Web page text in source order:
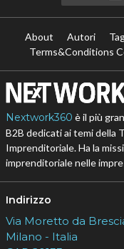
About Autori
Terms&Conditions
Nextwork360 è il più
B2B dedicati ai temi della
Imprenditoriale. Ha la
imprenditoriale nelle
Indirizzo
Via Moretto da
Milano - Italia